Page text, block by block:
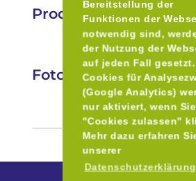
Bereitstellung der
Funktionen der
notwendig sind,
der Nutzung der
auf jeden Fall gesetzt.
Cookies für
(Google Analytics)
nur aktiviert, wenn
"Cookies zulassen"
Mehr dazu erfahren
unserer
Datenschutzerklärung
Produkte
Fotos